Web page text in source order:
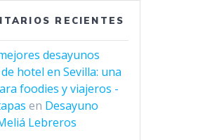
RECIENTES
desayunos
hotel en Sevilla: una
foodies y viajeros -
en Desayuno
Lebreros